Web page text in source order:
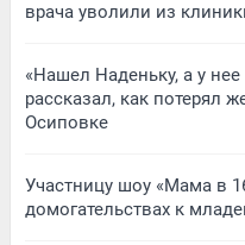
врача уволили из
«Нашел Наденьку, а у
рассказал, как потерял
Осиповке
Участницу шоу «Мама в
домогательствах к